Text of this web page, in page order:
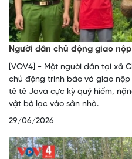
Người dân chủ động giao
[VOV4] - Một người dân tại xã
chủ động trình báo và giao
tê tê Java cực kỳ quý hiếm,
vật bò lạc vào sân nhà.
29/06/2026